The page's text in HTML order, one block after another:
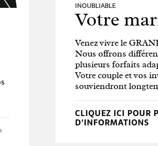
INOUBLIABLE
Votre
Venez vivre le
Nous offrons
plusieurs forfaits
Votre couple et vos
souviendront
CLIQUEZ ICI POUR
D'INFORMATIONS